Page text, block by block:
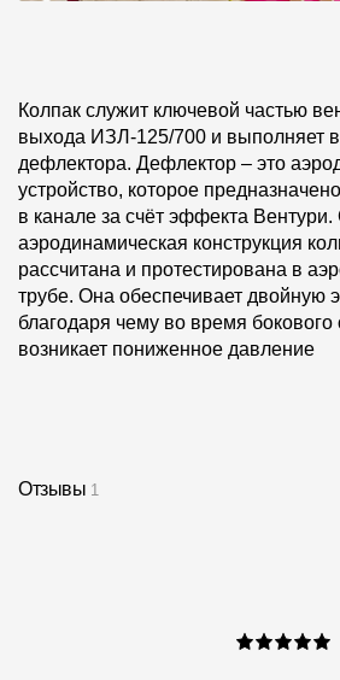
Колпак служит ключевой частью
выхода ИЗЛ-125/700 и выполняет
дефлектора. Дефлектор – это
устройство, которое
в канале за счёт эффекта
аэродинамическая конструкция
рассчитана и протестирована в
трубе. Она обеспечивает двойную
благодаря чему во время бокового
возникает пониженное давление
Отзывы 1